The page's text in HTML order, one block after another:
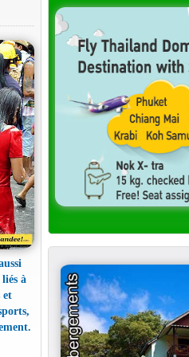
à
et